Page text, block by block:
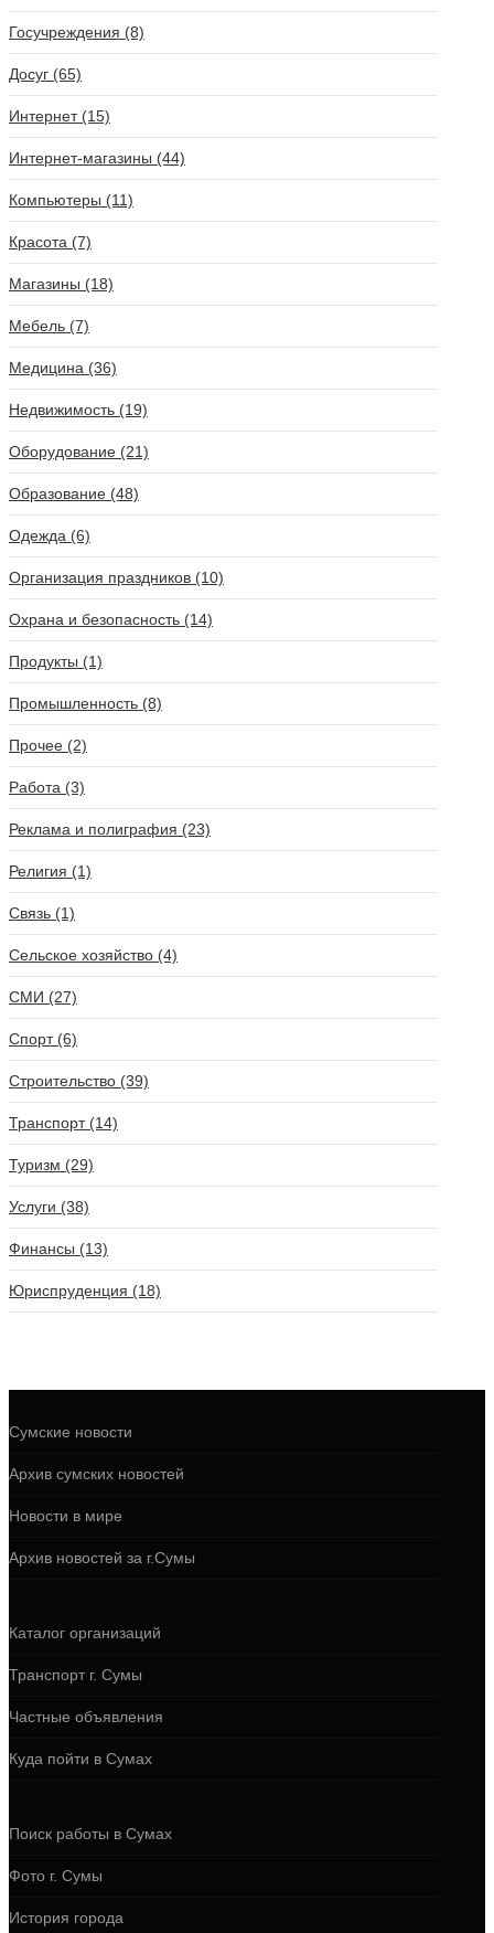
Госучреждения (8)
Досуг (65)
Интернет (15)
Интернет-магазины (44)
Компьютеры (11)
Красота (7)
Магазины (18)
Мебель (7)
Медицина (36)
Недвижимость (19)
Оборудование (21)
Образование (48)
Одежда (6)
Организация праздников (10)
Охрана и безопасность (14)
Продукты (1)
Промышленность (8)
Прочее (2)
Работа (3)
Реклама и полиграфия (23)
Религия (1)
Связь (1)
Сельское хозяйство (4)
СМИ (27)
Спорт (6)
Строительство (39)
Транспорт (14)
Туризм (29)
Услуги (38)
Финансы (13)
Юриспруденция (18)
Сумские новости
Архив сумских новостей
Новости в мире
Архив новостей за г.Сумы
Каталог организаций
Транспорт г. Сумы
Частные объявления
Куда пойти в Сумах
Поиск работы в Сумах
Фото г. Сумы
История города